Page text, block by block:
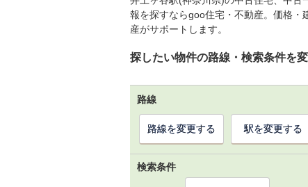
報を探すならgoo住宅・不動産。価格・
産がサポートします。
探したい物件の路線・検索条件を
路線
路線を変更する 駅を変更する
検索条件